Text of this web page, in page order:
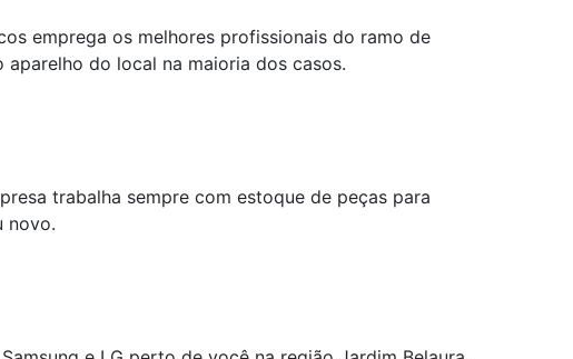
emprega os melhores profissionais do ramo de
do local na maioria dos casos.
trabalha sempre com estoque de peças para
novo.